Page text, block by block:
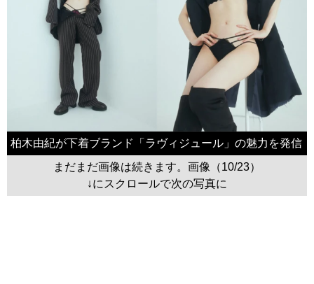
柏木由紀が下着ブランド「ラヴィジュール」の魅力を発信
まだまだ画像は続きます。画像（10/23）
↓にスクロールで次の写真に